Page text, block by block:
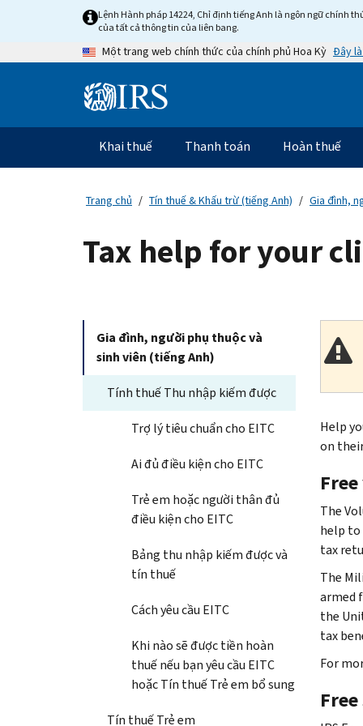
content
Lệnh Hành pháp 14224, Chỉ định tiếng Anh là ngôn ngữ chính
của tất cả thông tin của liên bang.
Một trang web chính thức của chính phủ Hoa Kỳ Đây
Information
Điều
hướng
chính
Khai thuế Thanh toán Hoàn thuế
Trang chủ Tín thuế & Khấu trừ (tiếng Anh) Gia đình,
Tax help for your
Gia đình, người phụ thuộc và
sinh viên (tiếng Anh)
Tính thuế Thu nhập kiếm được
Trợ lý tiêu chuẩn cho EITC
Ai đủ điều kiện cho EITC
Trẻ em hoặc người thân đủ
điều kiện cho EITC
Bảng thu nhập kiếm được và
tín thuế
Cách yêu cầu EITC
Khi nào sẽ được tiền hoàn
thuế nếu bạn yêu cầu EITC
hoặc Tín thuế Trẻ em bổ sung
Tín thuế Trẻ em
​​​​​​Help
on
The
help to
tax
The
armed
the
tax
For